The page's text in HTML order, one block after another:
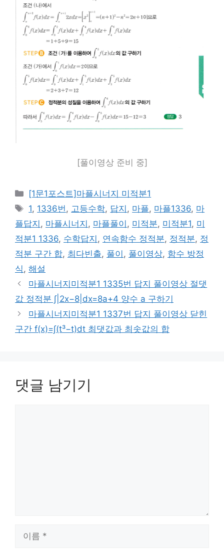
[풀이영상 준비 중]
카
테
고
리
[1문1포스트]마플시너지 미적분1
태
그
1, 1336번 , 고등수학, 답지 , 마플, 마플1336, 마
플답지 , 마플시너지 , 마플풀이 , 미적분, 미적분1, 미
적분1 1336, 수학답지 , 연속함수 정적분, 정적분, 정
적분 구간 합, 최다빈출, 풀이 , 풀이영상, 함수 방정
식 , 해설
마플시너지미적분1 1335번 답지 풀이영상 절댓
값 정적분 ∫|2x−8|dx=8a+4 양수 a 구하기
마플시너지미적분1 1337번 답지 풀이영상 닫힌
구간 f(x)=∫(t³−t)dt 최댓값과 최솟값의 합
댓글 남기기